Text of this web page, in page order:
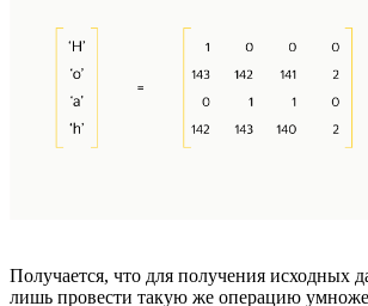
Получается, что для получения исходных
лишь провести такую же операцию